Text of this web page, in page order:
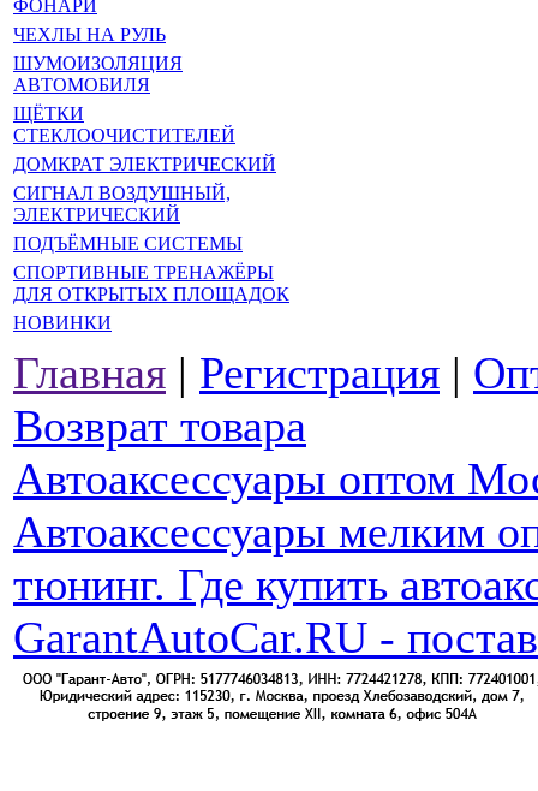
ФОНАРИ
ЧЕХЛЫ НА РУЛЬ
ШУМОИЗОЛЯЦИЯ
АВТОМОБИЛЯ
ЩЁТКИ
СТЕКЛООЧИСТИТЕЛЕЙ
ДОМКРАТ ЭЛЕКТРИЧЕСКИЙ
СИГНАЛ ВОЗДУШНЫЙ,
ЭЛЕКТРИЧЕСКИЙ
ПОДЪЁМНЫЕ СИСТЕМЫ
СПОРТИВНЫЕ ТРЕНАЖЁРЫ
ДЛЯ ОТКРЫТЫХ ПЛОЩАДОК
НОВИНКИ
Главная | Регистрация |
Возврат товара
Автоаксессуары оптом
Автоаксессуары мелким
тюнинг. Где купить
GarantAutoCar.RU -